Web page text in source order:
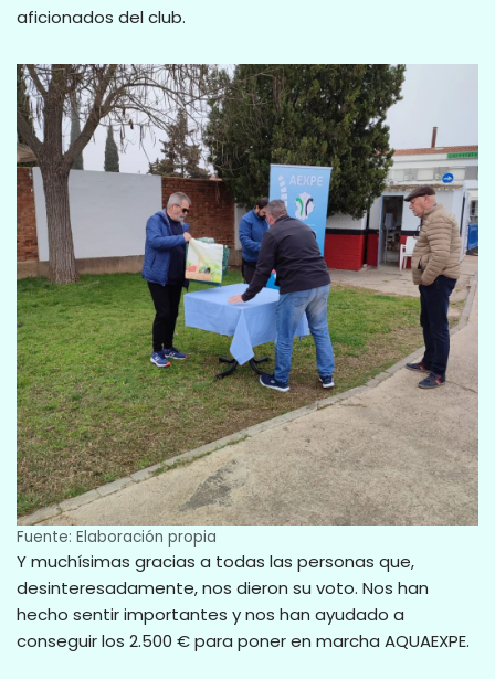
aficionados del club.
Fuente: Elaboración propia
Y muchísimas gracias a todas las personas que,
desinteresadamente, nos dieron su voto. Nos han
hecho sentir importantes y nos han ayudado a
conseguir los 2.500 € para poner en marcha AQUAEXPE.